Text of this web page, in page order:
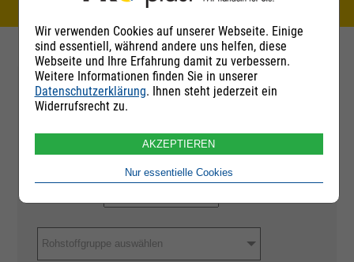
Filter
Rohstoffgruppe auswählen
Wir verwenden Cookies auf unserer Webseite. Einige
sind essentiell, während andere uns helfen, diese
Webseite und Ihre Erfahrung damit zu verbessern.
Weitere Informationen finden Sie in unserer
Datenschutzerklärung. Ihnen steht jederzeit ein
Widerrufsrecht zu.
AKZEPTIEREN
Nur essentielle Cookies